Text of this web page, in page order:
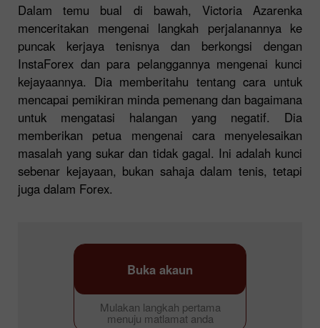
Dalam temu bual di bawah, Victoria Azarenka
menceritakan mengenai langkah perjalanannya ke
puncak kerjaya tenisnya dan berkongsi dengan
InstaForex dan para pelanggannya mengenai kunci
kejayaannya. Dia memberitahu tentang cara untuk
mencapai pemikiran minda pemenang dan bagaimana
untuk mengatasi halangan yang negatif. Dia
memberikan petua mengenai cara menyelesaikan
masalah yang sukar dan tidak gagal. Ini adalah kunci
sebenar kejayaan, bukan sahaja dalam tenis, tetapi
juga dalam Forex.
Mulakan langkah pertama
menuju matlamat anda
Buka akaun